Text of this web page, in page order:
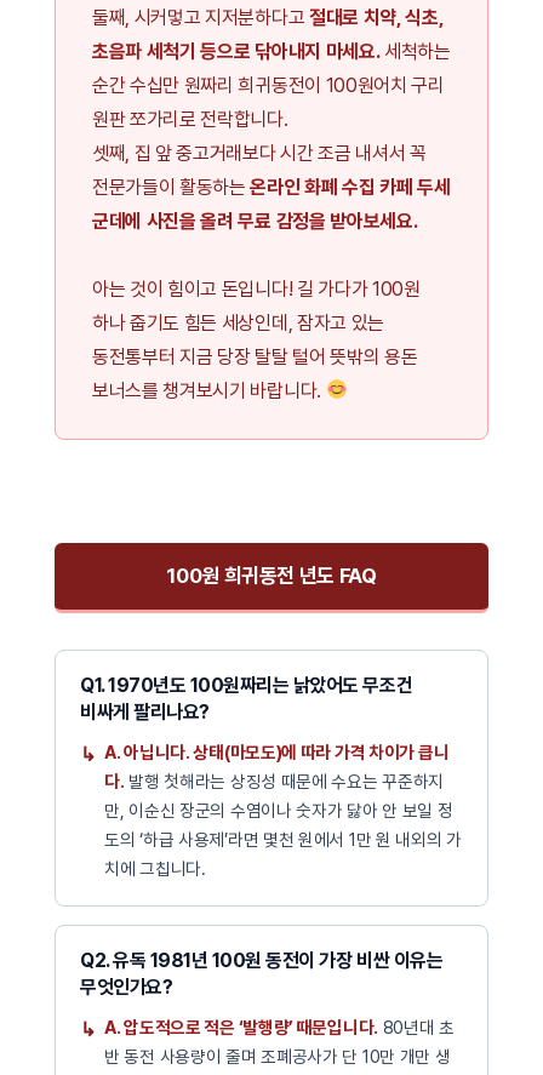
둘째, 시커멓고 지저분하다고 절대로 치약, 식초,
초음파 세척기 등으로 닦아내지 마세요.세척하는
순간 수십만 원짜리 희귀동전이 100원어치 구리
원판 쪼가리로 전락합니다.
셋째, 집 앞 중고거래보다 시간 조금 내셔서 꼭
전문가들이 활동하는온라인 화폐 수집 카페 두세
군데에 사진을 올려 무료 감정을 받아보세요.
아는 것이 힘이고 돈입니다! 길 가다가 100원
하나 줍기도 힘든 세상인데, 잠자고 있는
동전통부터 지금 당장 탈탈 털어 뜻밖의 용돈
보너스를 챙겨보시기 바랍니다.
100원 희귀동전 년도 FAQ
Q1. 1970년도 100원짜리는 낡았어도 무조건
비싸게 팔리나요?
A. 아닙니다. 상태(마모도)에 따라 가격 차이가 큽니
다. 발행 첫해라는 상징성 때문에 수요는 꾸준하지
만, 이순신 장군의 수염이나 숫자가 닳아 안 보일 정
도의 ‘하급 사용제’라면 몇천 원에서 1만 원 내외의 가
치에 그칩니다.
Q2. 유독 1981년 100원 동전이 가장 비싼 이유는
무엇인가요?
A. 압도적으로 적은 ‘발행량’ 때문입니다. 80년대 초
반 동전 사용량이 줄며 조폐공사가 단 10만 개만 생